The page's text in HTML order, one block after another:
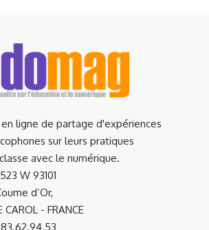
ligne de partage d'expériences
sur leurs pratiques
avec le numérique.
W 93101
d’Or,
- FRANCE